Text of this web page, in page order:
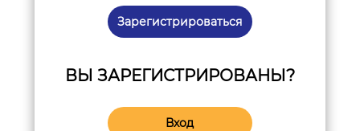
Зарегистрироваться
ВЫ ЗАРЕГИСТРИРОВАНЫ?
Вход